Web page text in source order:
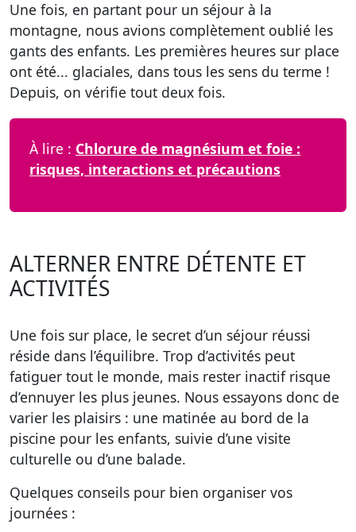
Une fois, en partant pour un séjour à la
montagne, nous avions complètement oublié les
gants des enfants. Les premières heures sur place
ont été... glaciales, dans tous les sens du terme !
Depuis, on vérifie tout deux fois.
À lire : Chlorure de magnésium et foie :
risques, interactions et précautions
ALTERNER ENTRE DÉTENTE ET
ACTIVITÉS
Une fois sur place, le secret d’un séjour réussi
réside dans l’équilibre. Trop d’activités peut
fatiguer tout le monde, mais rester inactif risque
d’ennuyer les plus jeunes. Nous essayons donc de
varier les plaisirs : une matinée au bord de la
piscine pour les enfants, suivie d’une visite
culturelle ou d’une balade.
Quelques conseils pour bien organiser vos
journées :